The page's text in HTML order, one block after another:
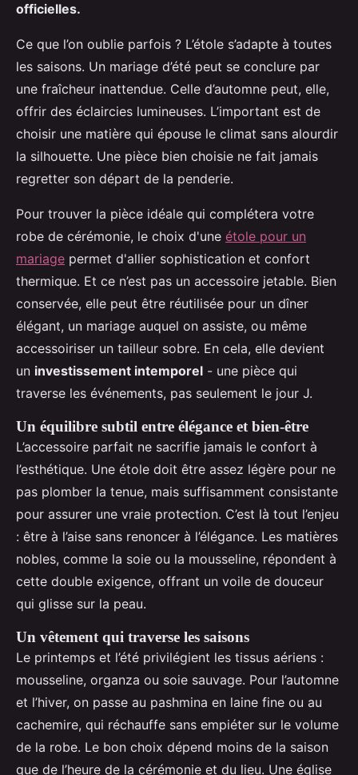
officielles.
Ce que l’on oublie parfois ? L’étole s’adapte à toutes
les saisons. Un mariage d’été peut se conclure par
une fraîcheur inattendue. Celle d’automne peut, elle,
offrir des éclaircies lumineuses. L’important est de
choisir une matière qui épouse le climat sans alourdir
la silhouette. Une pièce bien choisie ne fait jamais
regretter son départ de la penderie.
Pour trouver la pièce idéale qui complétera votre
robe de cérémonie, le choix d'une étole pour un
mariage permet d'allier sophistication et confort
thermique. Et ce n’est pas un accessoire jetable. Bien
conservée, elle peut être réutilisée pour un dîner
élégant, un mariage auquel on assiste, ou même
accessoiriser un tailleur sobre. En cela, elle devient
un investissement intemporel - une pièce qui
traverse les événements, pas seulement le jour J.
Un équilibre subtil entre élégance et bien-être
L’accessoire parfait ne sacrifie jamais le confort à
l’esthétique. Une étole doit être assez légère pour ne
pas plomber la tenue, mais suffisamment consistante
pour assurer une vraie protection. C’est là tout l’enjeu
: être à l’aise sans renoncer à l’élégance. Les matières
nobles, comme la soie ou la mousseline, répondent à
cette double exigence, offrant un voile de douceur
qui glisse sur la peau.
Un vêtement qui traverse les saisons
Le printemps et l’été privilégient les tissus aériens :
mousseline, organza ou soie sauvage. Pour l’automne
et l’hiver, on passe au pashmina en laine fine ou au
cachemire, qui réchauffe sans empiéter sur le volume
de la robe. Le bon choix dépend moins de la saison
que de l’heure de la cérémonie et du lieu. Une église